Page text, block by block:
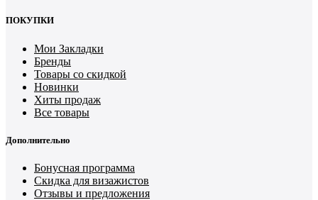
ПОКУПКИ
Мои Закладки
Бренды
Товары со скидкой
Новинки
Хиты продаж
Все товары
Дополнительно
Бонусная программа
Скидка для визажистов
Отзывы и предложения